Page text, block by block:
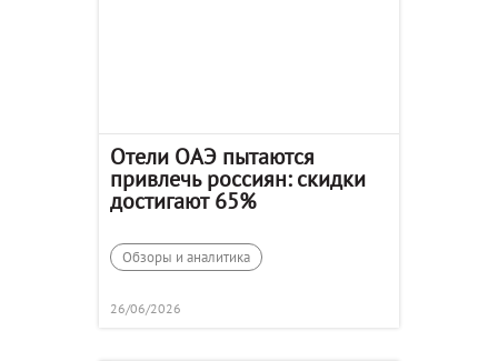
Отели ОАЭ пытаются
привлечь россиян: скидки
достигают 65%
Обзоры и аналитика
26/06/2026